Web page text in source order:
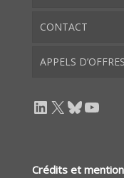
CONTACT
APPELS
LinkedIn
X Bluesky
Crédits et